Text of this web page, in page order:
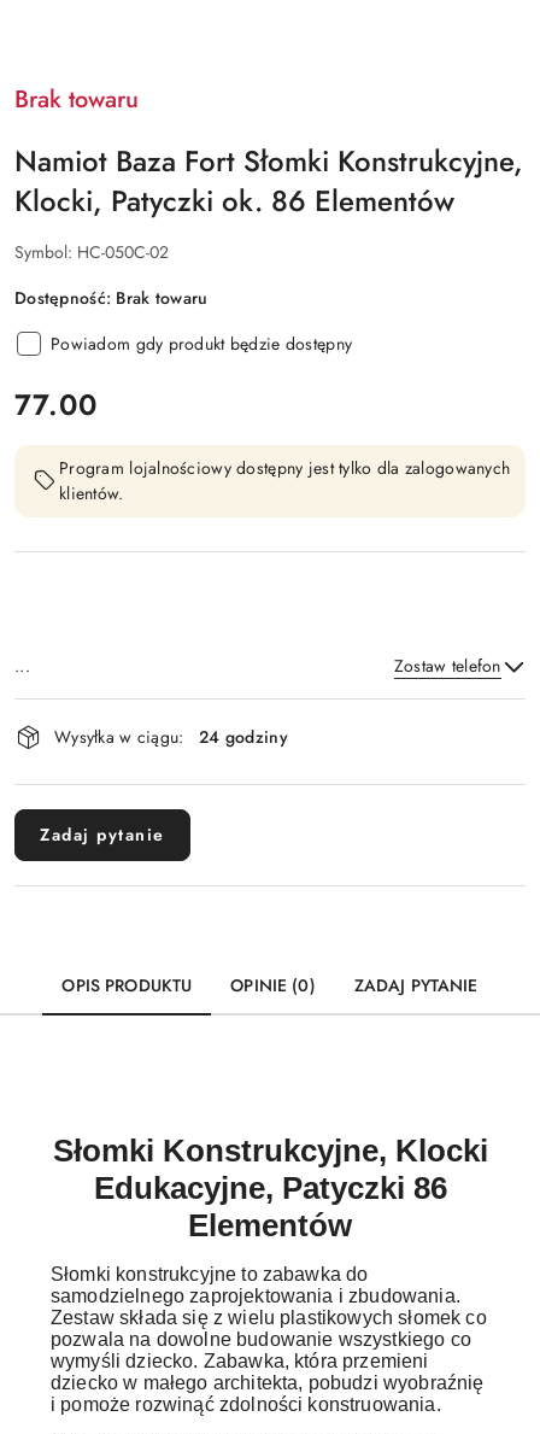
Brak towaru
Namiot Baza Fort Słomki Konstrukcyjne,
Klocki, Patyczki ok. 86 Elementów
Symbol: HC-050C-02
Dostępność: Brak towaru
Powiadom gdy produkt będzie dostępny
cena:
77.00
Program lojalnościowy dostępny jest tylko dla zalogowanych
klientów.
... Zostaw telefon
Dostępność
i
dostawa
Wysyłka w ciągu: 24 godziny
Zadaj pytanie
OPIS PRODUKTU OPINIE (0) ZADAJ PYTANIE
Słomki Konstrukcyjne, Klocki
Edukacyjne, Patyczki 86
Elementów
Słomki konstrukcyjne to zabawka do
samodzielnego zaprojektowania i zbudowania.
Zestaw składa się z wielu plastikowych słomek co
pozwala na dowolne budowanie wszystkiego co
wymyśli dziecko. Zabawka, która przemieni
dziecko w małego architekta, pobudzi wyobraźnię
i pomoże rozwinąć zdolności konstruowania.